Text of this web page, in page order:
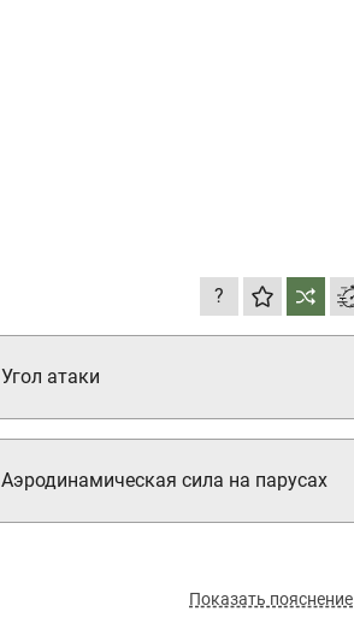
?
Угол атаки
Аэродинамическая сила на парусах
Показать пояснение